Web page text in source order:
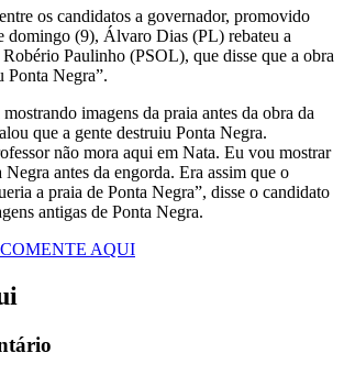
os candidatos a governador, promovido
domingo (9), Álvaro Dias (PL) rebateu a
Paulinho (PSOL), que disse que a obra
Ponta Negra”.
imagens da praia antes da obra da
que a gente destruiu Ponta Negra.
não mora aqui em Nata. Eu vou mostrar
antes da engorda. Era assim que o
a praia de Ponta Negra”, disse o candidato
antigas de Ponta Negra.
COMENTE AQUI